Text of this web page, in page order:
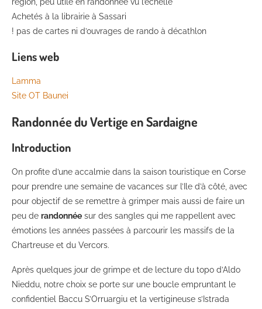
région, peu utile en randonnée vu l’échelle
Achetés à la librairie à Sassari
! pas de cartes ni d’ouvrages de rando à décathlon
Liens web
Lamma
Site OT Baunei
Randonnée du Vertige en Sardaigne
Introduction
On profite d’une accalmie dans la saison touristique en Corse
pour prendre une semaine de vacances sur l’Ile d’à côté, avec
pour objectif de se remettre à grimper mais aussi de faire un
peu de randonnée sur des sangles qui me rappellent avec
émotions les années passées à parcourir les massifs de la
Chartreuse et du Vercors.
Après quelques jour de grimpe et de lecture du topo d’Aldo
Nieddu, notre choix se porte sur une boucle empruntant le
confidentiel Baccu S’Orruargiu et la vertigineuse s’Istrada